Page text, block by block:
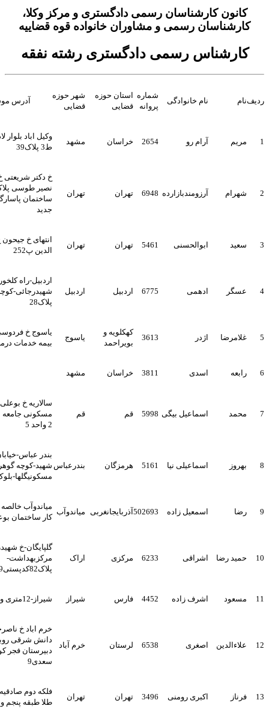
کارشناسان رسمی دادگستری و مرکز وکلا،
رسمی و مشاوران خانواده قوه قضاییه
رسمی دادگستری رشته نفقه
نام خانوادگی
شماره
پروانه
استان حوزه
قضایی
شهر حوزه
قضایی
آدرس موسسه
آرام رو 2654 خراسان مشهد
وکیل اباد بلوار لادن - لادن 5
ط3 پلاک39
آرزومندبازارده 6948 تهران تهران
خ دکتر شریعتی خ خواجه
نصیر طوسی پلاک 269قدیم
ساختمان پاسارگاد پلاک253
ابوالحسنی 5461 تهران تهران
انتهای خ جیحون خ حسام
الدین پ252
ادهمی 6775 اردبیل اردبیل
اردبیل-راه کلخوران-خ
شهیدرجائی-کوچه شبنم3
اژدر
بویراحمد
یاسوج
یاسوج خ فردوسی اداره کل
بیمه خدمات درمانی
اسدی 3811 خراسان مشهد
اسماعیل بیگی 5998 قم
سالاریه خ بوعلی مجتمع
مسکونی جامعه الزهرا بلوک
اسماعیلی نیا 5161 هرمزگان بندرعباس
بندر عباس-خیابان بنیاد
شهید-کوچه گوهران1-مجتمع
مسکونیگلها-بلوک4-واحد4
اسمعیل زاده 502693آذربایجانغربی میاندوآب
میاندوآب خالصه جنب اداره
کار ساختمان بوعلی ط 2
اشراقی 6233 مرکزی اراک
گلپایگان-خ شهیدرجایی-سراه
مرکزبهداشت-
اشرف زاده 4452 فارس شیراز شیراز-12متری ولیعصر-پ62
اصغری 6538 لرستان خرم آباد
خرم اباد خ ناصرخسرو خ
دانش شرقی روبروی
دبیرستان فجر کوچه گلستان
اکبری رومنی 3496 تهران تهران
فلکه دوم صادقیه ساختمان
طلا طبقه پنجم واحد 4